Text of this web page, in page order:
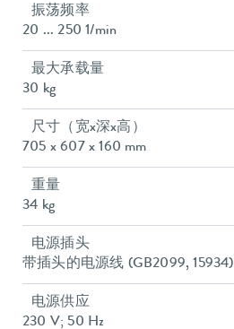
振荡频率
20 ... 250 1/min
最大承载量
30 kg
尺寸（宽x深x高）
705 x 607 x 160 mm
重量
34 kg
电源插头
带插头的电源线 (GB2099, 15934)
电源供应
230 V; 50 Hz